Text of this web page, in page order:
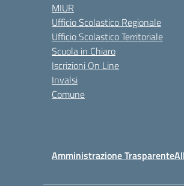
MIUR
Ufficio Scolastico Regionale
Ufficio Scolastico Territoriale
Scuola in Chiaro
Iscrizioni On Line
Invalsi
Comune
Amministrazione Trasparente